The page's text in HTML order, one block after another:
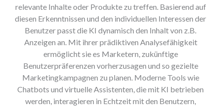
relevante Inhalte oder Produkte zu treffen. Basierend auf
diesen Erkenntnissen und den individuellen Interessen der
Benutzer passt die KI dynamisch den Inhalt von z.B.
Anzeigen an. Mit ihrer prädiktiven Analysefähigkeit
ermöglicht sie es Marketern, zukünftige
Benutzerpräferenzen vorherzusagen und so gezielte
Marketingkampagnen zu planen. Moderne Tools wie
Chatbots und virtuelle Assistenten, die mit KI betrieben
werden, interagieren in Echtzeit mit den Benutzern,